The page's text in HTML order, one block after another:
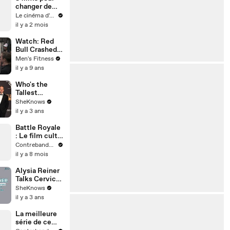
changer de
vie
Le cinéma d'Amaury
il y a 2 mois
Watch: Red
Bull Crashed
Ice athletes
train with
Camille
Leblanc-
Bazinet
Men's Fitness
il y a 9 ans
Who's the
Tallest
Succession
Cast Member
Culkin,
Matthew
Macfadyen,
Nicholas
Braun
SheKnows
il y a 3 ans
Battle Royale
: Le film culte
qui a tout
inventé
Hunger
Games,
Fortnite)
Contrebande Films
il y a 8 mois
Alysia Reiner
Talks Cervical
Cancer
Awareness &
What Having a
LEEP
SheKnows
il y a 3 ans
La meilleure
série de ce